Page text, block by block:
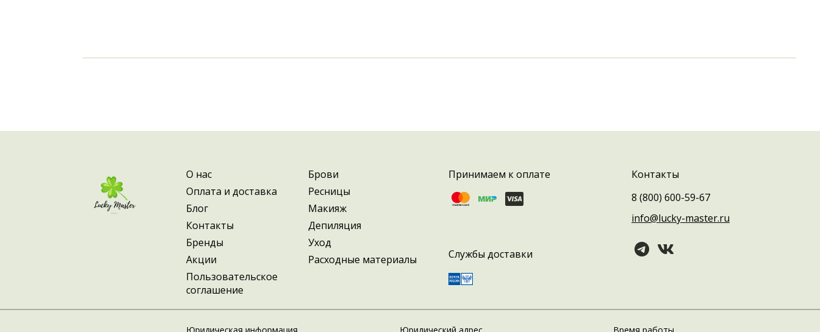
О нас
Оплата и доставка
Блог
Контакты
Бренды
Акции
Пользовательское
соглашение
Брови
Ресницы
Макияж
Депиляция
Уход
Расходные материалы
Принимаем к оплате
Службы доставки
Контакты
8 (800) 600-59-67
info@lucky-master.ru